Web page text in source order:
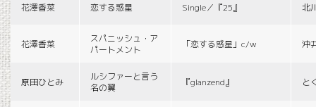
花澤香菜 恋する惑星 Single／『25』 北
花澤香菜
スパニッシュ・ア
パートメント
「恋する惑星」c/w 沖
原田ひとみ
ルシファーと言う
名の翼
『glanzend』 と